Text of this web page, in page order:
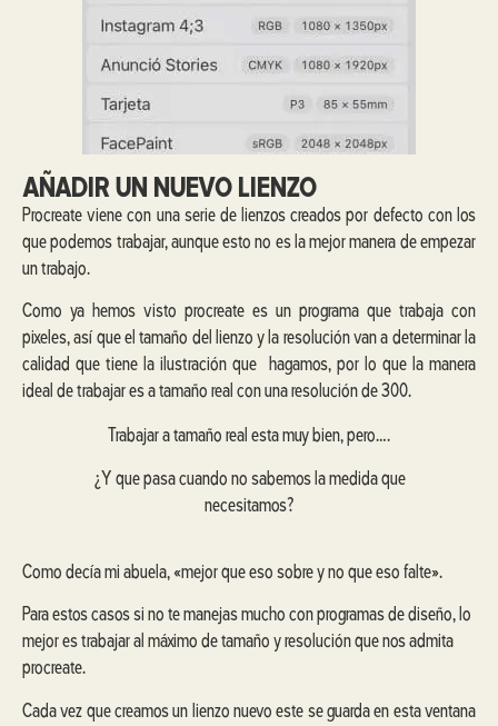
AÑADIR UN NUEVO LIENZO
Procreate viene con una serie de lienzos creados por defecto con los
que podemos trabajar, aunque esto no es la mejor manera de empezar
un trabajo.
Como ya hemos visto procreate es un programa que trabaja con
pixeles, así que el tamaño del lienzo y la resolución van a determinar la
calidad que tiene la ilustración que hagamos, por lo que la manera
ideal de trabajar es a tamaño real con una resolución de 300.
Trabajar a tamaño real esta muy bien, pero….
¿Y que pasa cuando no sabemos la medida que
necesitamos?
Como decía mi abuela, «mejor que eso sobre y no que eso falte».
Para estos casos si no te manejas mucho con programas de diseño, lo
mejor es trabajar al máximo de tamaño y resolución que nos admita
procreate.
Cada vez que creamos un lienzo nuevo este se guarda en esta ventana